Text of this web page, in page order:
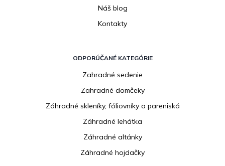
Náš blog
Kontakty
ODPORÚČANÉ KATEGÓRIE
Zahradné sedenie
Zahradné domčeky
Záhradné skleníky, fóliovníky a pareniská
Záhradné lehátka
Záhradné altánky
Záhradné hojdačky